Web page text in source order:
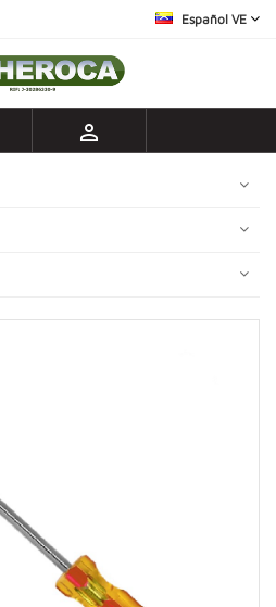
Español VE
